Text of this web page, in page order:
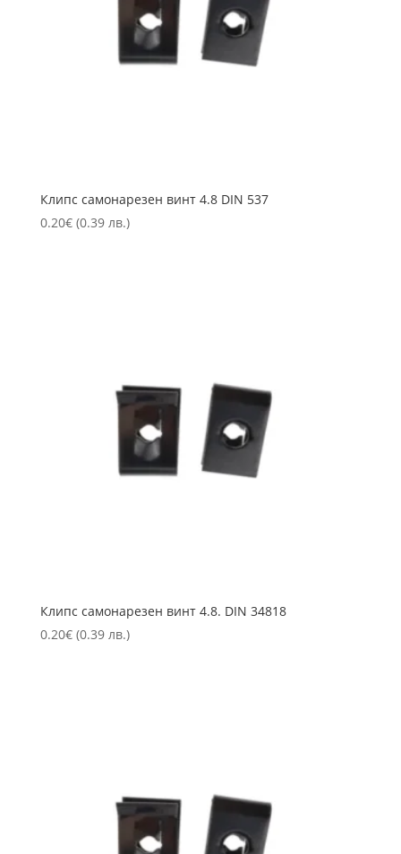
Клипс самонарезен винт 4.8 DIN 537
0.20€ (0.39 лв.)
Клипс самонарезен винт 4.8. DIN 34818
0.20€ (0.39 лв.)